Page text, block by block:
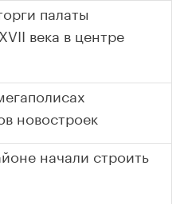
палаты
века в центре
новостроек
начали строить